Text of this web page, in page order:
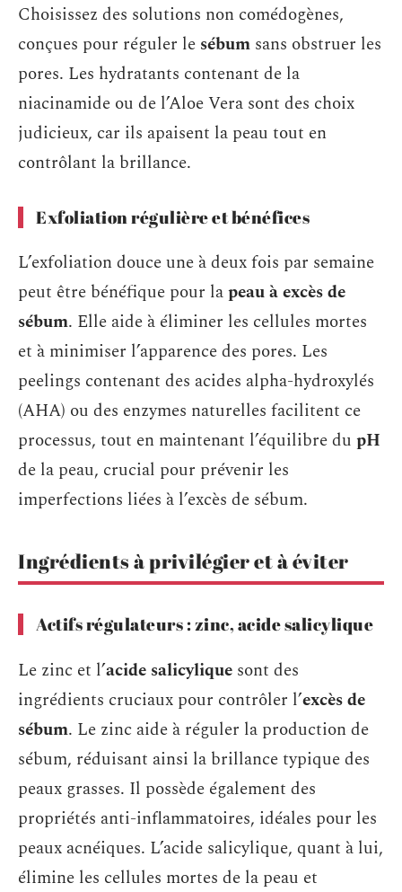
Choisissez des solutions non comédogènes,
conçues pour réguler le sébum sans obstruer les
pores. Les hydratants contenant de la
niacinamide ou de l’Aloe Vera sont des choix
judicieux, car ils apaisent la peau tout en
contrôlant la brillance.
Exfoliation régulière et bénéfices
L’exfoliation douce une à deux fois par semaine
peut être bénéfique pour lapeau à excès de
sébum. Elle aide à éliminer les cellules mortes
et à minimiser l’apparence des pores. Les
peelings contenant des acides alpha-hydroxylés
(AHA) ou des enzymes naturelles facilitent ce
processus, tout en maintenant l’équilibre du pH
de la peau, crucial pour prévenir les
imperfections liées à l’excès de sébum.
Ingrédients à privilégier et à éviter
Actifs régulateurs : zinc, acide salicylique
Le zinc et l’acide salicylique sont des
ingrédients cruciaux pour contrôler l’excès de
sébum. Le zinc aide à réguler la production de
sébum, réduisant ainsi la brillance typique des
peaux grasses. Il possède également des
propriétés anti-inflammatoires, idéales pour les
peaux acnéiques. L’acide salicylique, quant à lui,
élimine les cellules mortes de la peau et